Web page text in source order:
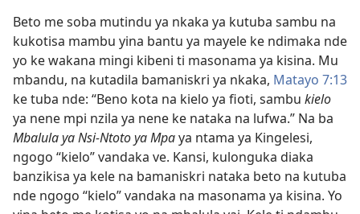
Beto me soba mutindu ya nkaka ya kutuba sambu na
kukotisa mambu yina bantu ya mayele ke ndimaka nde
yo ke wakana mingi kibeni ti masonama ya kisina. Mu
mbandu, na kutadila bamaniskri ya nkaka, Matayo 7:13
ke tuba nde: “Beno kota na kielo ya fioti, sambu kielo
ya nene mpi nzila ya nene ke nataka na lufwa.” Na ba
Mbalula ya Nsi-Ntoto ya Mpaya ntama ya Kingelesi,
ngogo “kielo” vandaka ve. Kansi, kulonguka diaka
banzikisa ya kele na bamaniskri nataka beto na kutuba
nde ngogo “kielo” vandaka na masonama ya kisina. Yo